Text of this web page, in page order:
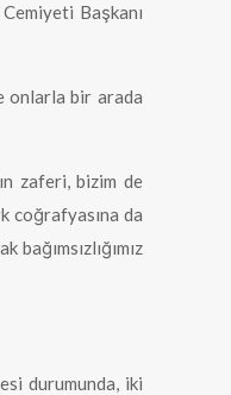
Başkanı
onlarla bir arada
zaferi, bizim de
coğrafyasına da
durumunda, iki